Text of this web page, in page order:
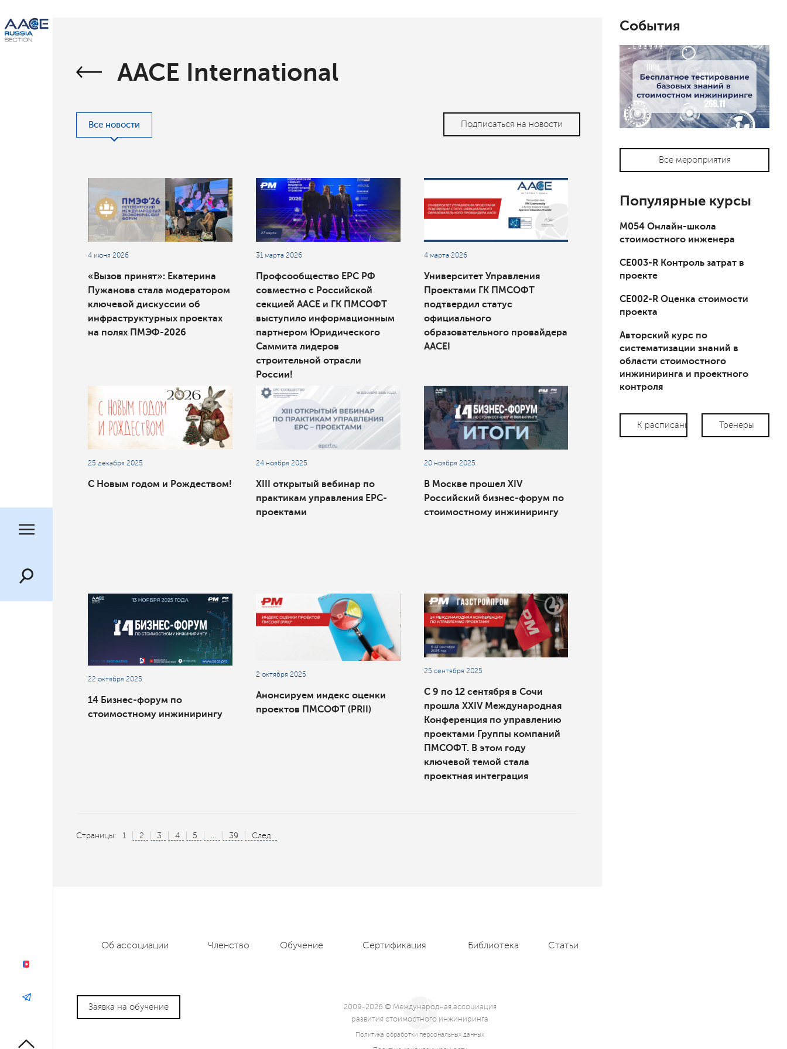
AACE International
Все новости Подписаться на новости
4 июня 2026
«Вызов принят»: Екатерина
Пужанова стала модератором
ключевой дискуссии об
инфраструктурных проектах
на полях ПМЭФ-2026
31 марта 2026
Профсообщество ЕРС РФ
совместно с Российской
секцией ААСЕ и ГК ПМСОФТ
выступило информационным
партнером Юридического
Саммита лидеров
строительной отрасли
России!
4 марта 2026
Университет Управления
Проектами ГК ПМСОФТ
подтвердил статус
официального
образовательного провайдера
AACEI
25 декабря 2025
С Новым годом и Рождеством!
24 ноября 2025
XIII открытый вебинар по
практикам управления EPC-
проектами
20 ноября 2025
В Москве прошел XIV
Российский бизнес-форум по
стоимостному инжинирингу
22 октября 2025
14 Бизнес-форум по
стоимостному инжинирингу
2 октября 2025
Анонсируем индекс оценки
проектов ПМСОФТ (PRII)
25 сентября 2025
С 9 по 12 сентября в Сочи
прошла XXIV Международная
Конференция по управлению
проектами Группы компаний
ПМСОФТ. В этом году
ключевой темой стала
проектная интеграция
Страницы: 1 2 3 4 5 39 След.
События
Все мероприятия
Популярные курсы
М054 Онлайн-школа
стоимостного инженера
СЕ003-R Контроль затрат в
проекте
СЕ002-R Оценка стоимости
проекта
Авторский курс по
систематизации знаний в
области стоимостного
инжиниринга и проектного
контроля
К расписанию Тренеры
Заявка на обучение
Об ассоциации Членство Обучение Сертификация Библиотека Статьи
2009-2026 © Международная ассоциация
развития стоимостного инжиниринга
Политика обработки персональных данных